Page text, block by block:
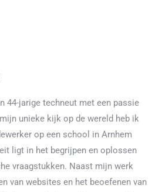
44-jarige techneut met een passie
unieke kijk op de wereld heb ik
op een school in Arnhem
ligt in het begrijpen en oplossen
vraagstukken. Naast mijn werk
van websites en het beoefenen van